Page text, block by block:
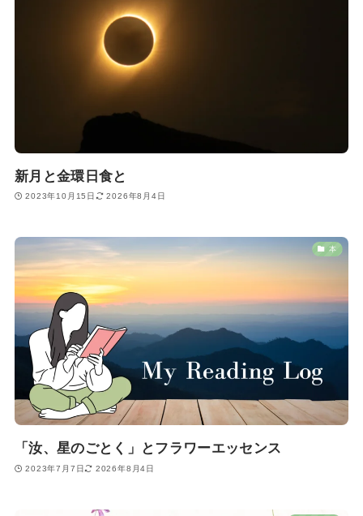
新月と金環日食と
2023年10月15日 2026年8月4日
本
「汝、星のごとく」とフラワーエッセンス
2023年7月7日 2026年8月4日